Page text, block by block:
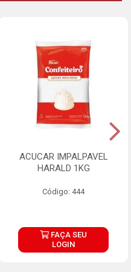
ACUCAR IMPALPAVEL
HARALD 1KG
Código: 444
FAÇA SEU
LOGIN